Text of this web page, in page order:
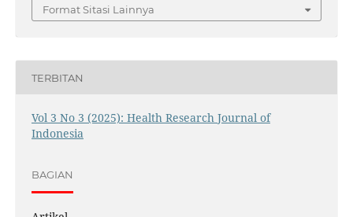
Format Sitasi Lainnya
TERBITAN
Vol 3 No 3 (2025): Health Research Journal of
Indonesia
BAGIAN